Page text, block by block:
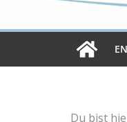
Du bist